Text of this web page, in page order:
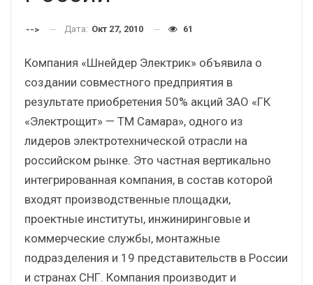
--> Дата: Окт 27, 2010 61
Компания «Шнейдер Электрик» объявила о
создании совместного предприятия в
результате приобретения 50% акций ЗАО «ГК
«Электрощит» — ТМ Самара», одного из
лидеров электротехнической отрасли на
российском рынке. Это частная вертикально
интегрированная компания, в состав которой
входят производственные площадки,
проектные институты, инжиниринговые и
коммерческие службы, монтажные
подразделения и 19 представительств в России
и странах СНГ. Компания производит и